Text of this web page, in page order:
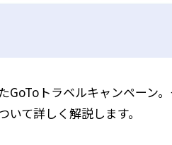
トラベルキャンペーン
て詳しく解説します。